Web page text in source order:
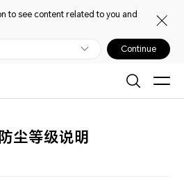
to see content related to you and
Continue
尘等级说明